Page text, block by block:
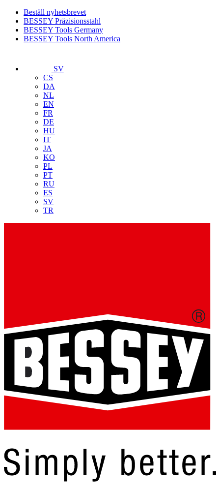
Beställ nyhetsbrevet
BESSEY Präzisionsstahl
BESSEY Tools Germany
BESSEY Tools North America
SV
CS
DA
NL
EN
FR
DE
HU
IT
JA
KO
PL
PT
RU
ES
SV
TR